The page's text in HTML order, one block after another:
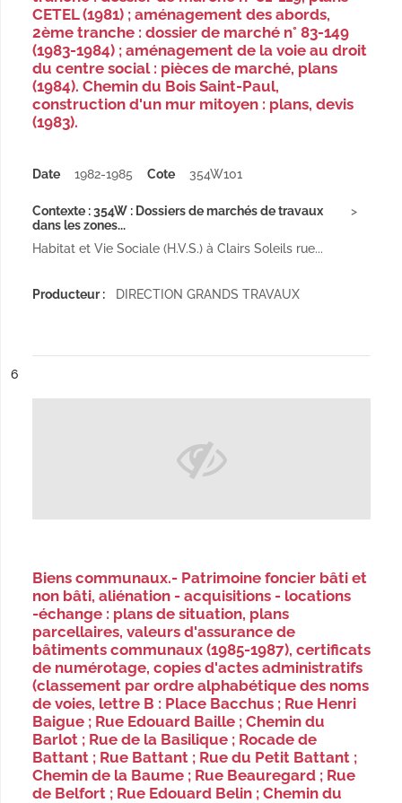
CETEL (1981) ; aménagement des abords,
2ème tranche : dossier de marché n° 83-149
(1983-1984) ; aménagement de la voie au droit
du centre social : pièces de marché, plans
(1984). Chemin du Bois Saint-Paul,
construction d'un mur mitoyen : plans, devis
(1983).
Date 1982-1985 Cote 354W101
Contexte : 354W : Dossiers de marchés de travaux
dans les zones...
Habitat et Vie Sociale (H.V.S.) à Clairs Soleils rue...
Producteur : DIRECTION GRANDS TRAVAUX
n°
6
Biens communaux.- Patrimoine foncier bâti et
non bâti, aliénation - acquisitions - locations
-échange : plans de situation, plans
parcellaires, valeurs d'assurance de
bâtiments communaux (1985-1987), certificats
de numérotage, copies d'actes administratifs
(classement par ordre alphabétique des noms
de voies, lettre B : Place Bacchus ; Rue Henri
Baigue ; Rue Edouard Baille ; Chemin du
Barlot ; Rue de la Basilique ; Rocade de
Battant ; Rue Battant ; Rue du Petit Battant ;
Chemin de la Baume ; Rue Beauregard ; Rue
de Belfort ; Rue Edouard Belin ; Chemin du